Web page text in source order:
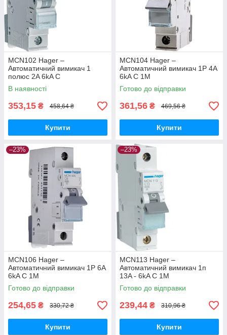
MCN102 Hager –
Автоматичний вимикач 1
полюс 2A 6kA C
В наявності
353,15 ₴ 458,64 ₴
Купити
MCN104 Hager –
Автоматичний вимикач 1P 4A
6kA C 1M
Готово до відправки
361,56 ₴ 469,56 ₴
Купити
–23%
MCN106 Hager –
Автоматичний вимикач 1P 6A
6kA C 1M
Готово до відправки
254,65 ₴ 330,72 ₴
Купити
–23%
MCN113 Hager –
Автоматичний вимикач 1п
13A - 6kA C 1M
Готово до відправки
239,44 ₴ 310,96 ₴
Купити